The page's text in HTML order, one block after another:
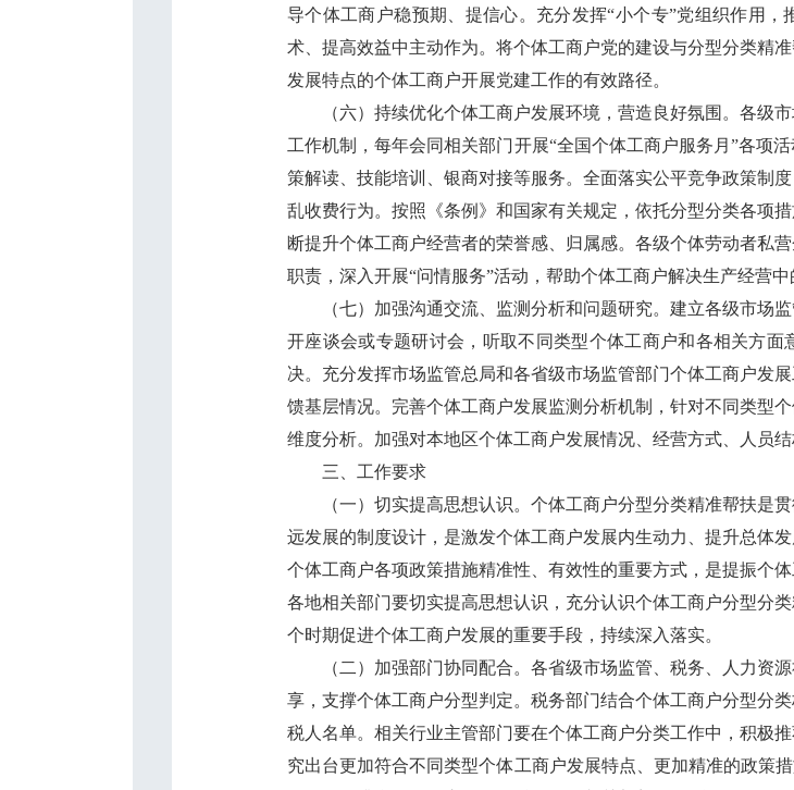
导个体工商户稳预期、提信心。充分发挥“小个专”党组织作用
术、提高效益中主动作为。将个体工商户党的建设与分型分类精
发展特点的个体工商户开展党建工作的有效路径。
（六）持续优化个体工商户发展环境，营造良好氛围。各级市
工作机制，每年会同相关部门开展“全国个体工商户服务月”各项
策解读、技能培训、银商对接等服务。全面落实公平竞争政策制
乱收费行为。按照《条例》和国家有关规定，依托分型分类各项
断提升个体工商户经营者的荣誉感、归属感。各级个体劳动者私
职责，深入开展“问情服务”活动，帮助个体工商户解决生产经营中
（七）加强沟通交流、监测分析和问题研究。建立各级市场监
开座谈会或专题研讨会，听取不同类型个体工商户和各相关方
决。充分发挥市场监管总局和各省级市场监管部门个体工商户发
馈基层情况。完善个体工商户发展监测分析机制，针对不同类型
维度分析。加强对本地区个体工商户发展情况、经营方式、人员
三、工作要求
（一）切实提高思想认识。个体工商户分型分类精准帮扶是贯
远发展的制度设计，是激发个体工商户发展内生动力、提升总体
个体工商户各项政策措施精准性、有效性的重要方式，是提振个
各地相关部门要切实提高思想认识，充分认识个体工商户分型分
个时期促进个体工商户发展的重要手段，持续深入落实。
（二）加强部门协同配合。各省级市场监管、税务、人力资源
享，支撑个体工商户分型判定。税务部门结合个体工商户分型分
税人名单。相关行业主管部门要在个体工商户分类工作中，积极
究出台更加符合不同类型个体工商户发展特点、更加精准的政策